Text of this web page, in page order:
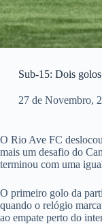
Sub-15: Dois
27 de Novembro,
O Rio Ave FC
mais um desafio do
terminou com uma
O primeiro golo da
quando o relógio
ao empate perto do